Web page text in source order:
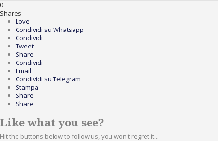
0
Shares
Love
Condividi su Whatsapp
Condividi
Tweet
Share
Condividi
Email
Condividi su Telegram
Stampa
Share
Share
Like what you see?
Hit the buttons below to follow us, you won't regret it...